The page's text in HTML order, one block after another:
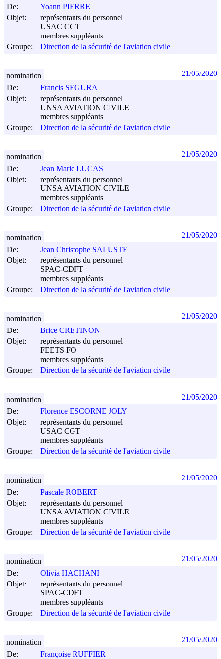
De:
Yoann PIERRE
Objet:
représentants du personnel
USAC CGT
membres suppléants
Groupe:
Direction de la sécurité de l'aviation civile
De:
Francis SEGURA
Objet:
représentants du personnel
UNSA AVIATION CIVILE
membres suppléants
Groupe:
Direction de la sécurité de l'aviation civile
nomination 21/05/2020
De:
Jean Marie LUCAS
Objet:
représentants du personnel
UNSA AVIATION CIVILE
membres suppléants
Groupe:
Direction de la sécurité de l'aviation civile
nomination 21/05/2020
De:
Jean Christophe SALUSTE
Objet:
représentants du personnel
SPAC-CDFT
membres suppléants
Groupe:
Direction de la sécurité de l'aviation civile
nomination 21/05/2020
De:
Brice CRETINON
Objet:
représentants du personnel
FEETS FO
membres suppléants
Groupe:
Direction de la sécurité de l'aviation civile
nomination 21/05/2020
De:
Florence ESCORNE JOLY
Objet:
représentants du personnel
USAC CGT
membres suppléants
Groupe:
Direction de la sécurité de l'aviation civile
nomination 21/05/2020
De:
Pascale ROBERT
Objet:
représentants du personnel
UNSA AVIATION CIVILE
membres suppléants
Groupe:
Direction de la sécurité de l'aviation civile
nomination 21/05/2020
De:
Olivia HACHANI
Objet:
représentants du personnel
SPAC-CDFT
membres suppléants
Groupe:
Direction de la sécurité de l'aviation civile
nomination 21/05/2020
De:
Françoise RUFFIER
nomination 21/05/2020